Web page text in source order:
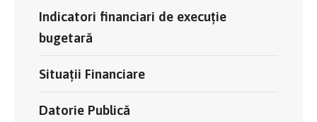
Indicatori financiari de execuție
bugetară
Situații Financiare
Datorie Publică